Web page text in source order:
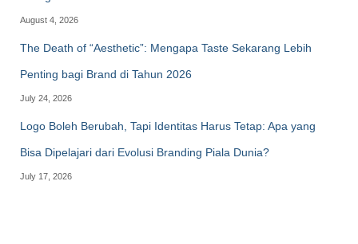
August 4, 2026
The Death of “Aesthetic”: Mengapa Taste Sekarang Lebih
Penting bagi Brand di Tahun 2026
July 24, 2026
Logo Boleh Berubah, Tapi Identitas Harus Tetap: Apa yang
Bisa Dipelajari dari Evolusi Branding Piala Dunia?
July 17, 2026